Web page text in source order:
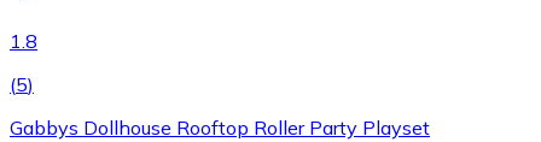
1.8
(5)
Gabbys Dollhouse Rooftop Roller Party Playset